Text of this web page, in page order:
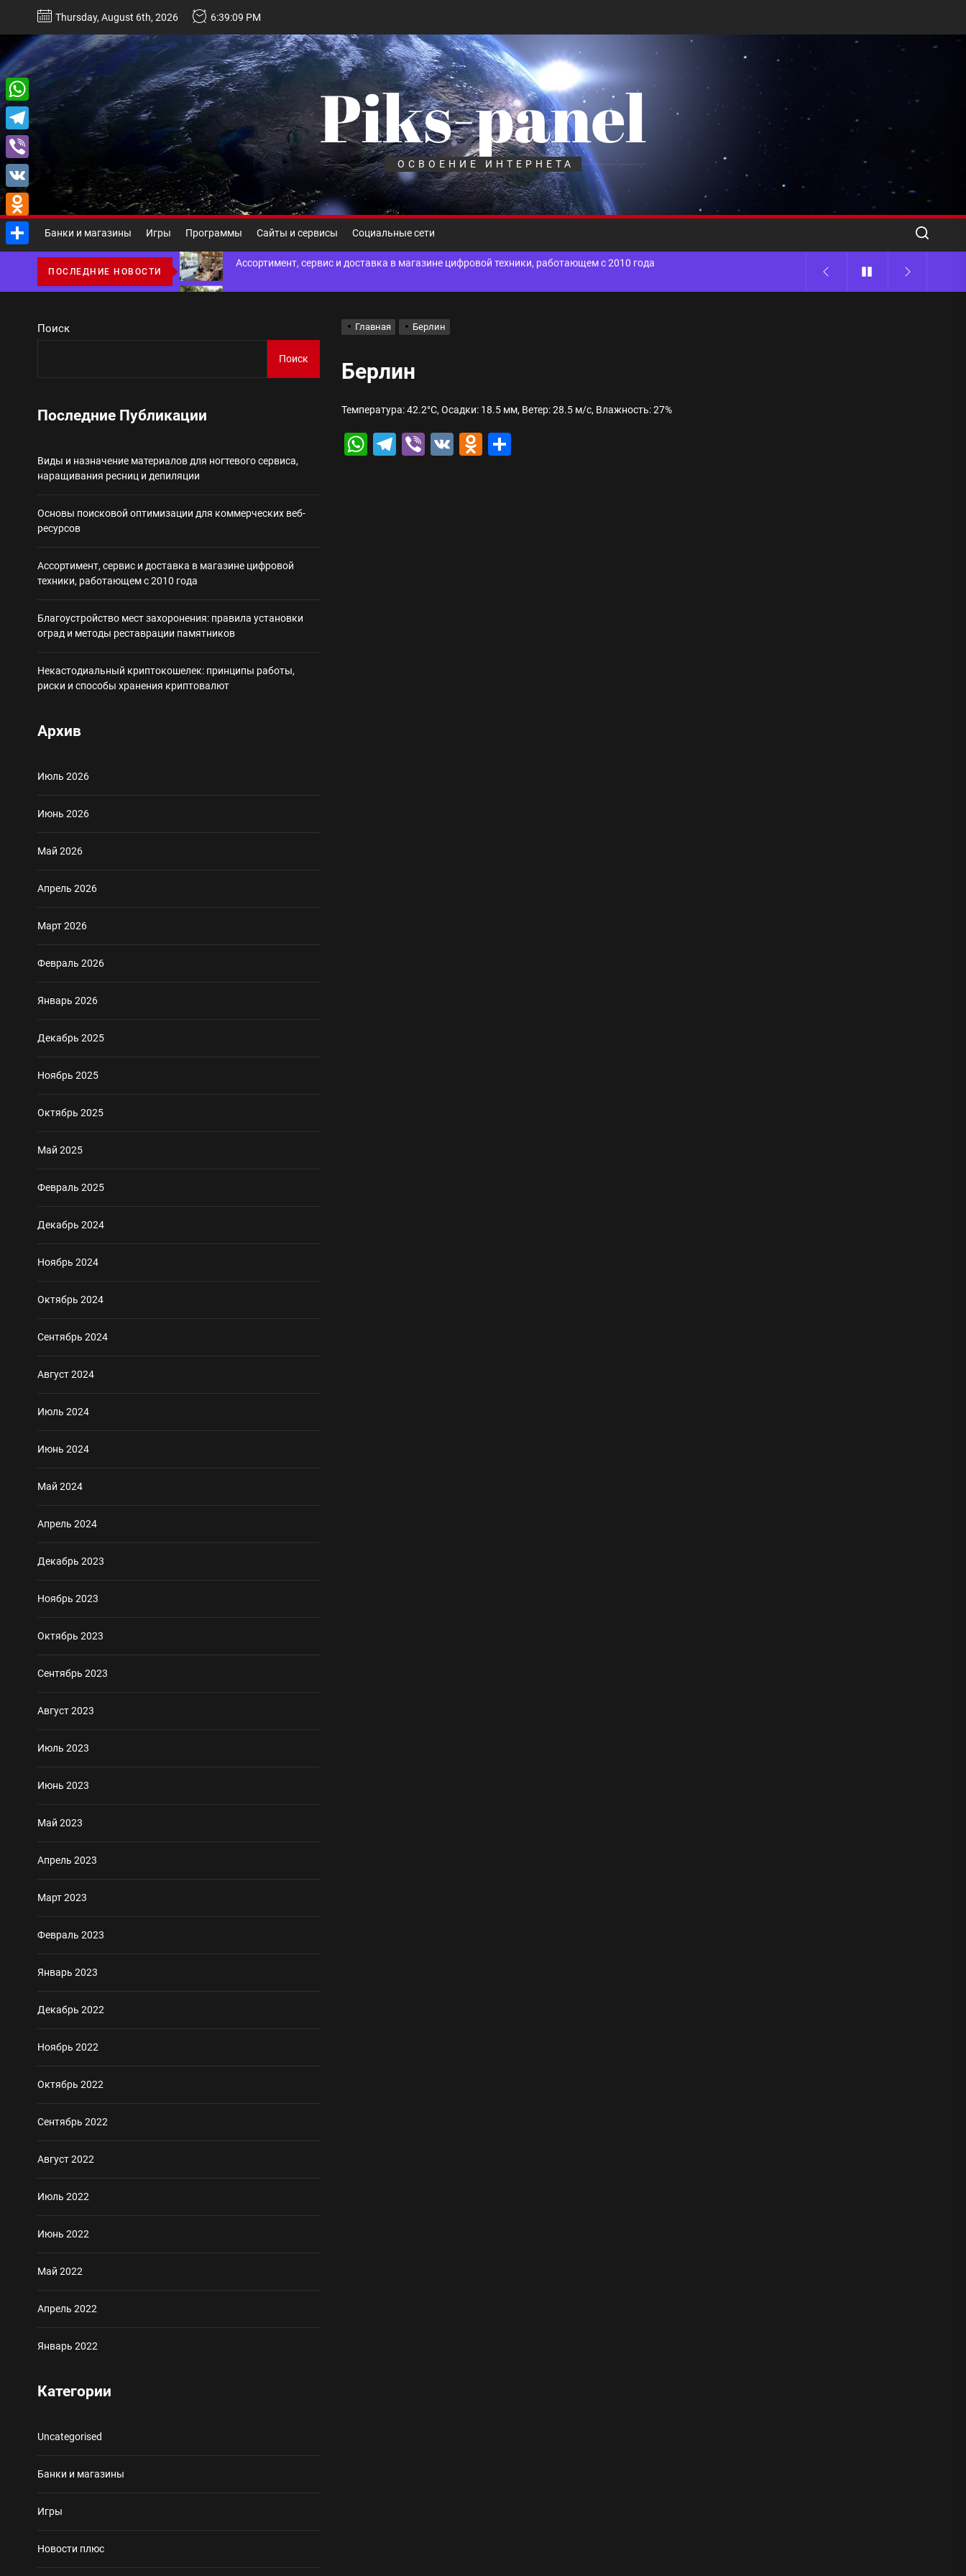
Перейти
содержимому
Thursday, August 6th, 2026 6:39:10 PM
Piks-panel
ОСВОЕНИЕ ИНТЕРНЕТА
Банки и магазины Игры Программы Сайты и сервисы Социальные сети
ПОСЛЕДНИЕ НОВОСТИ
Некастодиальный криптокошелек: принципы работы, риски и способы хранения криптовалют
Виды и назначение материалов для ногтевого сервиса, наращивания ресниц и депиляции
Основы поисковой оптимизации для коммерческих веб-ресурсов
Ассортимент, сервис и доставка в магазине цифровой техники, работающем с 2010 года
Благоустройство мест захоронения: правила установки оград и методы реставрации памятников
Ассортимент, сервис и доставка в магазине цифровой техники, работающем с 2010 года
Некастодиальный криптокошелек: принципы работы, риски и способы хранения криптовалют
Главная Берлин
Берлин
Температура: 42.2°C, Осадки: 18.5 мм, Ветер: 28.5 м/с, Влажность: 27%
WhatsApp
Telegram
Viber
VK Odnoklassniki
Поиск
Поиск
Последние Публикации
Виды и назначение материалов для ногтевого сервиса,
наращивания ресниц и депиляции
Основы поисковой оптимизации для коммерческих веб-
ресурсов
Ассортимент, сервис и доставка в магазине цифровой
техники, работающем с 2010 года
Благоустройство мест захоронения: правила установки
оград и методы реставрации памятников
Некастодиальный криптокошелек: принципы работы,
риски и способы хранения криптовалют
Архив
Июль 2026
Июнь 2026
Май 2026
Апрель 2026
Март 2026
Февраль 2026
Январь 2026
Декабрь 2025
Ноябрь 2025
Октябрь 2025
Май 2025
Февраль 2025
Декабрь 2024
Ноябрь 2024
Октябрь 2024
Сентябрь 2024
Август 2024
Июль 2024
Июнь 2024
Май 2024
Апрель 2024
Декабрь 2023
Ноябрь 2023
Октябрь 2023
Сентябрь 2023
Август 2023
Июль 2023
Июнь 2023
Май 2023
Апрель 2023
Март 2023
Февраль 2023
Январь 2023
Декабрь 2022
Ноябрь 2022
Октябрь 2022
Сентябрь 2022
Август 2022
Июль 2022
Июнь 2022
Май 2022
Апрель 2022
Январь 2022
Категории
Uncategorised
Банки и магазины
Игры
Новости плюс
WhatsApp
Telegram
Viber
VK
Odnoklassniki
Отправить